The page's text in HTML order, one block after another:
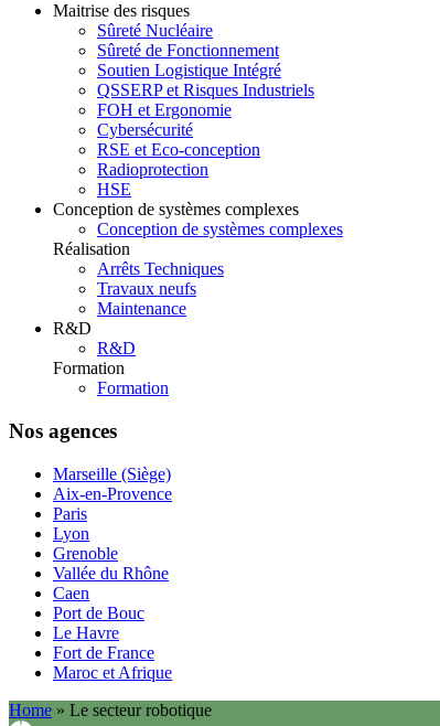
Maitrise des risques
Sûreté Nucléaire
Sûreté de Fonctionnement
Soutien Logistique Intégré
QSSERP et Risques Industriels
FOH et Ergonomie
Cybersécurité
RSE et Eco-conception
Radioprotection
HSE
Conception de systèmes complexes
Conception de systèmes complexes
Réalisation
Arrêts Techniques
Travaux neufs
Maintenance
R&D
R&D
Formation
Formation
Nos agences
Marseille (Siège)
Aix-en-Provence
Paris
Lyon
Grenoble
Vallée du Rhône
Caen
Port de Bouc
Le Havre
Fort de France
Maroc et Afrique
Home » Le secteur robotique